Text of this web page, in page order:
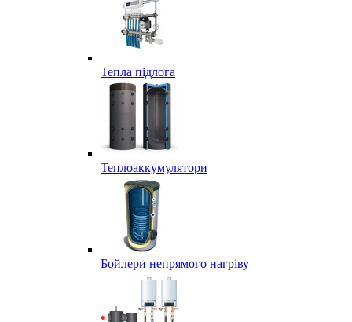
Тепла підлога
Теплоаккумулятори
Бойлери непрямого нагріву